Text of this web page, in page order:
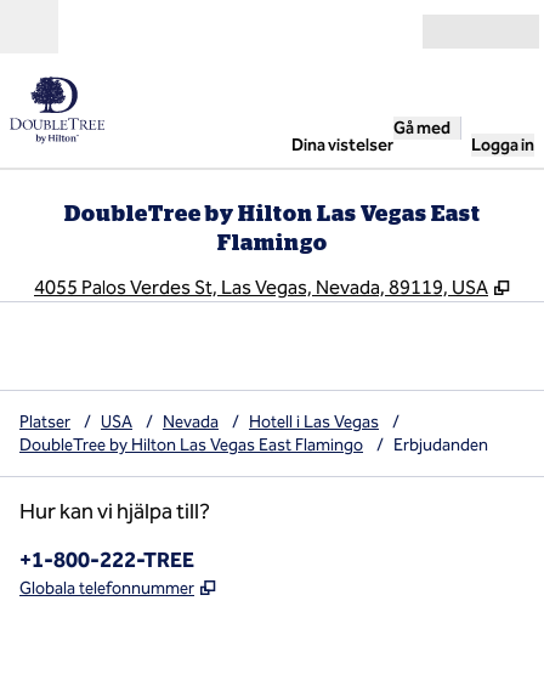
Dina vistelser
Gå med
Logga in
DoubleTree by Hilton Las Vegas East
Flamingo
4055 Palos Verdes St, Las Vegas, Nevada, 89119, USA ,
Platser / USA / Nevada / Hotell i Las Vegas
/
DoubleTree by Hilton Las Vegas East Flamingo
/ Erbjudanden
Hur kan vi hjälpa till?
Telefon:
+1-800-222-TREE
Globala telefonnummer ,